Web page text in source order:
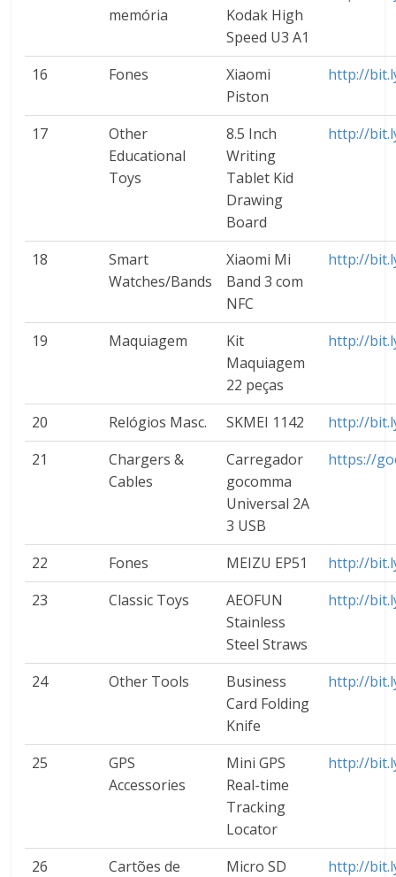
memória
Kodak High
Speed U3 A1
16 Fones
Xiaomi
Piston
http://
17
Other
Educational
Toys
8.5 Inch
Writing
Tablet Kid
Drawing
Board
http://
18
Smart
Watches/Bands
Xiaomi Mi
Band 3 com
NFC
http://
19 Maquiagem
Kit
Maquiagem
22 peças
http://
20 Relógios Masc. SKMEI 1142
http://
21
Chargers &
Cables
Carregador
gocomma
Universal 2A
3 USB
https://
22 Fones MEIZU EP51
http://
23
Classic Toys
AEOFUN
Stainless
Steel Straws
http://
24 Other Tools
Business
Card Folding
Knife
http://
25
GPS
Accessories
Mini GPS
Real-time
Tracking
Locator
http://
26 Cartões de Micro SD http://